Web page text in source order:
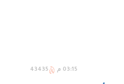
03:15 م 43435